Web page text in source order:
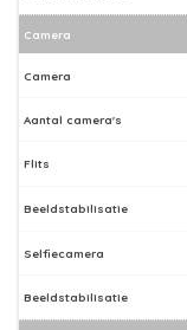
Camera
Camera
Aantal camera's
Flits
Beeldstabilisatie
Selfiecamera
Beeldstabilisatie